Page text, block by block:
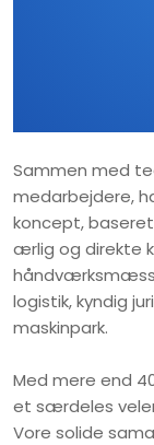
Sammen med
medarbejdere,
koncept,
ærlig og direkte
logistik, kyndig
maskinpark.
Med mere end
et særdeles
Vore solide